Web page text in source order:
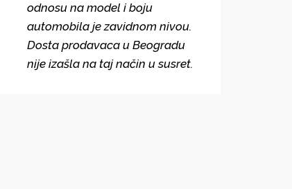
odnosu na model i boju
automobila je zavidnom nivou.
Dosta prodavaca u Beogradu
nije izašla na taj način u susret.